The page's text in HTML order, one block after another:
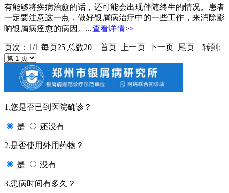
有能够将疾病治愈的话，还可能会出现伴随终生的情况。患者
一定要注意这一点，做好银屑病治疗中的一些工作，来消除影
响银屑病痊愈的病因。...查看详情>>
页次：1/1 每页25 总数20 首页 上一页 下一页 尾页 转到:
1.您是否已到医院确诊？
是 还没有
2.是否使用外用药物？
是 没有
3.患病时间有多久？